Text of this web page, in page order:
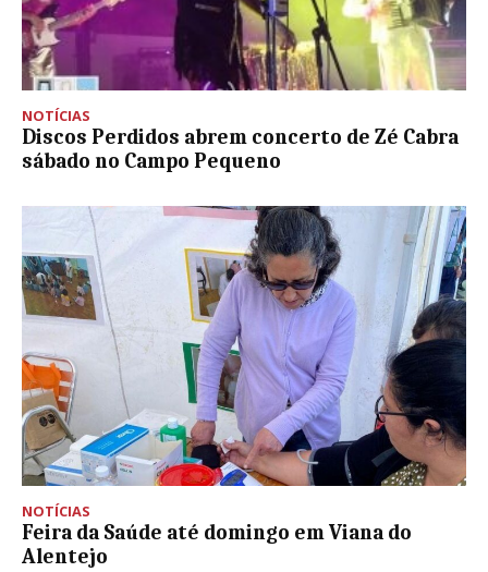
NOTÍCIAS
Discos Perdidos abrem concerto de Zé Cabra
sábado no Campo Pequeno
NOTÍCIAS
Feira da Saúde até domingo em Viana do
Alentejo